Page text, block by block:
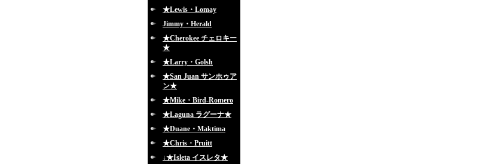
★Lewis・Lomay
Jimmy・Herald
★Cherokee チェロキー
★
★Larry・Golsh
★San Juan サンホゥア
ン★
★Mike・Bird-Romero
★Laguna ラグーナ★
★Duane・Maktima
★Chris・Pruitt
↓★Isleta イスレタ★